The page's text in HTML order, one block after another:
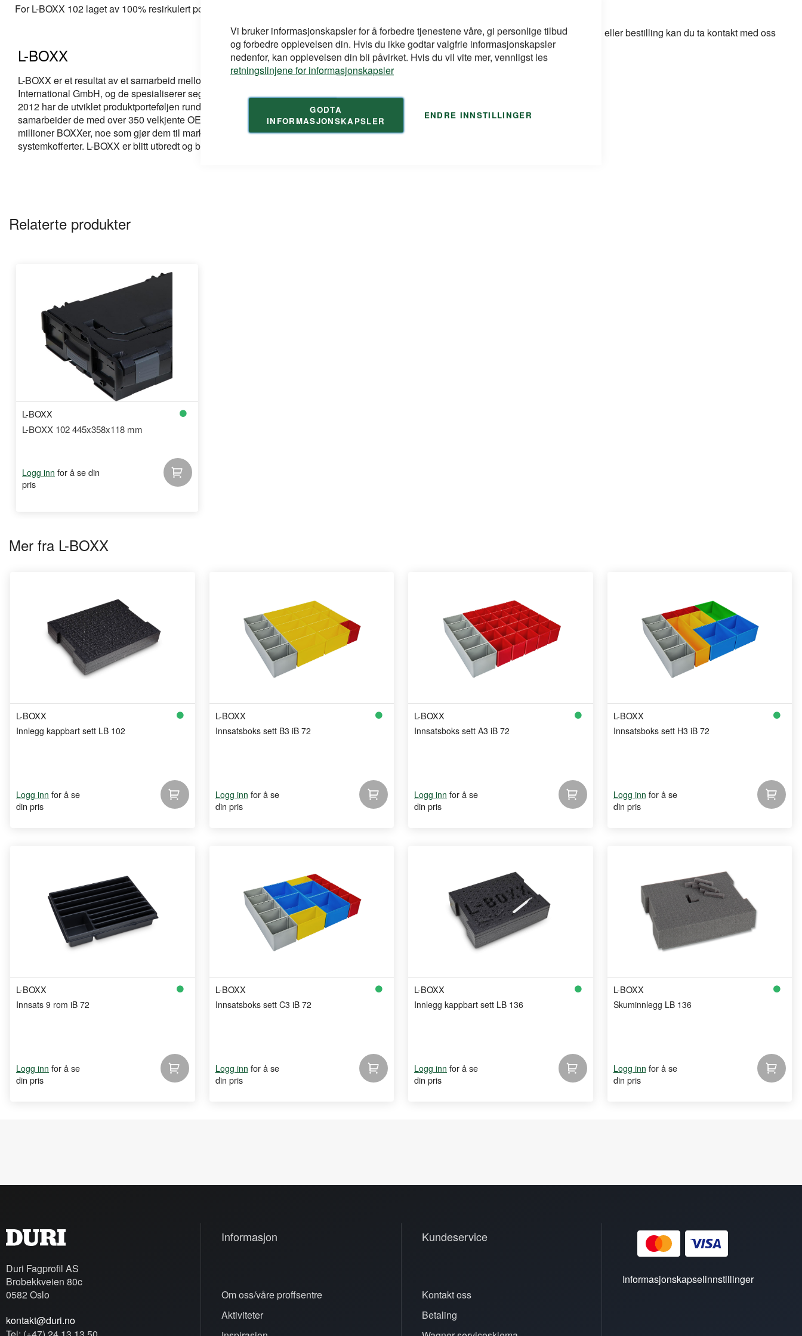
Vi bruker informasjonskapsler for å forbedre tjenestene våre, gi personlige tilbud
og forbedre opplevelsen din. Hvis du ikke godtar valgfrie informasjonskapsler
nedenfor, kan opplevelsen din bli påvirket. Hvis du vil vite mer, vennligst les
retningslinjene for informasjonskapsler
GODTA
INFORMASJONSKAPSLER
ENDRE INNSTILLINGER
bildegalleri
For L-BOXX 102 laget av 100% resirkulert polystyren
L-BOXX
L-BOXX er et resultat av et samarbeid mellom Robert Bosch GmbH og Sortimo
International GmbH, og de spesialiserer seg på mobilitets- og pakkesystemer. Siden
2012 har de utviklet produktporteføljen rundt L-BOXX-familien. Med rundt 50 ansatte,
samarbeider de med over 350 velkjente OEM-produsenter og har solgt over 40
millioner BOXXer, noe som gjør dem til markedsledere innen høykvalitets
systemkofferter. L-BOXX er blitt utbredt og brukes bl.a. av BOSCH og Fein.
Dersom du har spørsmål om produkt, løsning eller bestilling kan du ta kontakt med oss
på e-post eller telefon:
Relaterte produkter
L-BOXX
L-BOXX 102 445x358x118 mm
Logg inn for å se din
pris
Mer fra L-BOXX
L-BOXX
Innlegg kappbart sett LB 102
Logg inn for å se
din pris
L-BOXX
Innsatsboks sett B3 iB 72
Logg inn for å se
din pris
L-BOXX
Innsatsboks sett A3 iB 72
Logg inn for å se
din pris
L-BOXX
Innsatsboks sett H3 iB 72
Logg inn for å se
din pris
L-BOXX
Innsats 9 rom iB 72
Logg inn for å se
din pris
L-BOXX
Innsatsboks sett C3 iB 72
Logg inn for å se
din pris
L-BOXX
Innlegg kappbart sett LB 136
Logg inn for å se
din pris
L-BOXX
Skuminnlegg LB 136
Logg inn for å se
din pris
Duri Fagprofil AS
Brobekkveien 80c
0582 Oslo
kontakt@duri.no
Informasjon
Om oss/våre proffsentre
Aktiviteter
Kundeservice
Kontakt oss
Betaling
Informasjonskapselinnstillinger